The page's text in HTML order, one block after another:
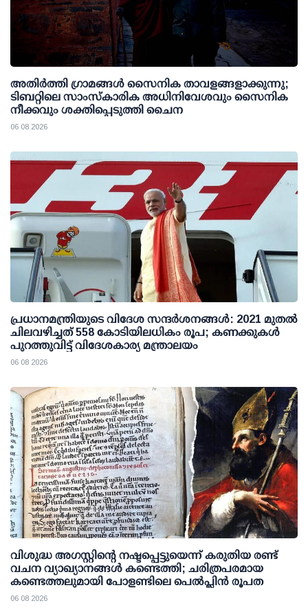
അതിര്‍ത്തി ഗ്രാമങ്ങള്‍ സൈനിക താവളങ്ങളാക്കുന്നു;
ടിബറ്റിലെ സാംസ്‌കാരിക അധിനിവേശവും സൈനിക
നീക്കവും ശക്തിപ്പെടുത്തി ചൈന
06 08 2026
പ്രധാനമന്ത്രിയുടെ വിദേശ സന്ദർശനങ്ങൾ: 2021 മുതൽ
ചിലവഴിച്ചത് 558 കോടിയിലധികം രൂപ; കണക്കുകൾ
പുറത്തുവിട്ട് വിദേശകാര്യ മന്ത്രാലയം
06 08 2026
വിശുദ്ധ അഗസ്റ്റിന്റെ നഷ്ടപ്പെട്ടുയെന്ന് കരുതിയ രണ്ട്
വചന വ്യാഖ്യാനങ്ങൾ കണ്ടെത്തി; ചരിത്രപരമായ
കണ്ടെത്തലുമായി പോളണ്ടിലെ പെൽപ്ലിൻ രൂപത
06 08 2026